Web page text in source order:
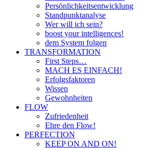
Persönlichkeitsentwicklung
Standpunktanalyse
Wer will ich sein?
boost your intelligences!
dem System folgen
TRANSFORMATION
First Steps…
MACH ES EINFACH!
Erfolgsfaktoren
Wissen
Gewohnheiten
FLOW
Zufriedenheit
Ehre den Flow!
PERFECTION
KEEP ON AND ON!